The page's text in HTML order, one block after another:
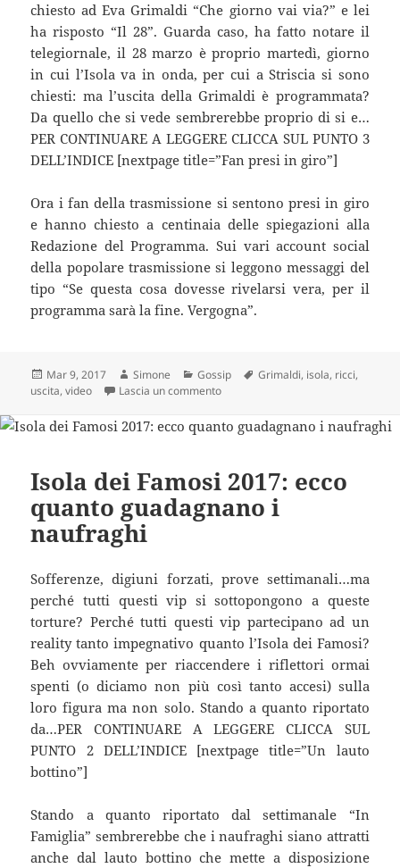
chiesto ad Eva Grimaldi “Che giorno vai via?” e lei
ha risposto “Il 28”. Guarda caso, ha fatto notare il
telegiornale, il 28 marzo è proprio martedì, giorno
in cui l’Isola va in onda, per cui a Striscia si sono
chiesti: ma l’uscita della Grimaldi è programmata?
Da quello che si vede sembrerebbe proprio di si e…
PER CONTINUARE A LEGGERE CLICCA SUL PUNTO 3
DELL’INDICE [nextpage title=”Fan presi in giro”]
Ora i fan della trasmissione si sentono presi in giro
e hanno chiesto a centinaia delle spiegazioni alla
Redazione del Programma. Sui vari account social
della popolare trasmissione si leggono messaggi del
tipo “Se questa cosa dovesse rivelarsi vera, per il
programma sarà la fine. Vergogna”.
Scritto
il
Mar 9, 2017 Autore
Simone Categorie
Gossip Tag
Grimaldi, isola, ricci,
uscita,video Lascia un commentosu Striscia, video shock sull’Isola:
Isola dei Famosi 2017: ecco
quanto guadagnano i
naufraghi
Sofferenze, digiuni forzati, prove settimanali…ma
perché tutti questi vip si sottopongono a queste
torture? Perché tutti questi vip partecipano ad un
reality tanto impegnativo quanto l’Isola dei Famosi?
Beh ovviamente per riaccendere i riflettori ormai
spenti (o diciamo non più così tanto accesi) sulla
loro figura ma non solo. Stando a quanto riportato
da…PER CONTINUARE A LEGGERE CLICCA SUL
PUNTO 2 DELL’INDICE [nextpage title=”Un lauto
bottino”]
Stando a quanto riportato dal settimanale “In
Famiglia” sembrerebbe che i naufraghi siano attratti
anche dal lauto bottino che mette a disposizione